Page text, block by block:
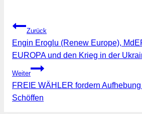
Beitragsnavigation
Zurück
Engin Eroglu (Renew Europe),
EUROPA und den Krieg in der
Weiter
FREIE WÄHLER fordern
Schöffen